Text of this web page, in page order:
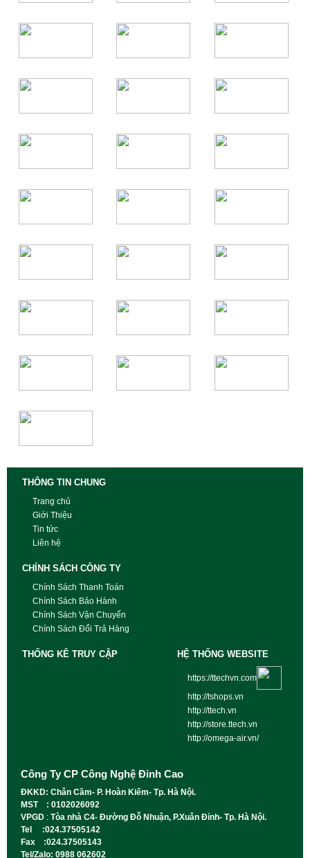
THÔNG TIN CHUNG
Trang chủ
Giới Thiệu
Tin tức
Liên hệ
CHÍNH SÁCH CÔNG TY
Chính Sách Thanh Toán
Chính Sách Bảo Hành
Chính Sách Vận Chuyển
Chính Sách Đổi Trả Hàng
THỐNG KÊ TRUY CẬP HỆ THỐNG WEBSITE
https://ttechvn.com
http://tshops.vn
http://ttech.vn
http://store.ttech.vn
http://omega-air.vn/
Công Ty CP Công Nghệ Đỉnh Cao
ĐKKD: Chân Cầm- P. Hoàn Kiếm- Tp. Hà Nội.
MST : 0102026092
VPGD : Tòa nhà C4- Đường Đỗ Nhuận, P.Xuân Đỉnh- Tp. Hà Nội.
Tel :024.37505142
Fax :024.37505143
Tel/Zalo: 0988 062602